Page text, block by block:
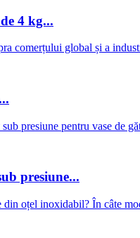
4 kg...
presiune...